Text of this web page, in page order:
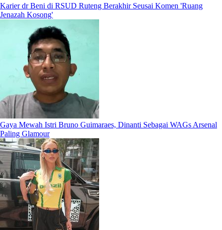
Karier dr Beni di RSUD Ruteng Berakhir Seusai Komen 'Ruang
Jenazah Kosong'
Gaya Mewah Istri Bruno Guimaraes, Dinanti Sebagai WAGs Arsenal
Paling Glamour